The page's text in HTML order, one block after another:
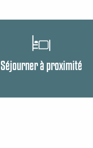
Séjourner à proximité